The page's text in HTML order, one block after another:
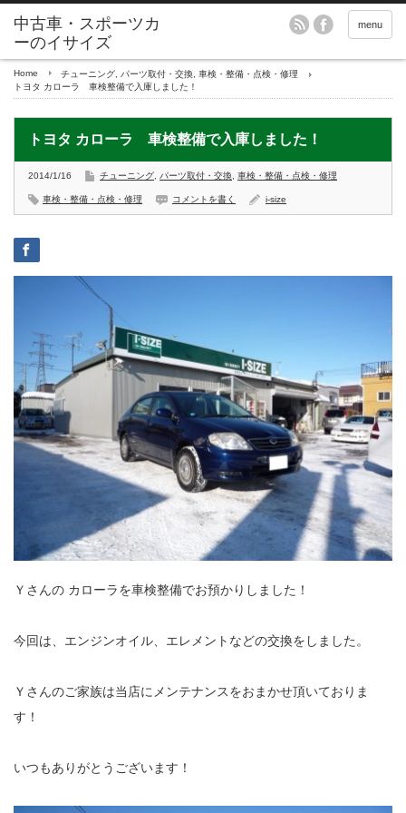
menu
Home チューニング パーツ取付・交換 車検・整備・点検・修理
トヨタ カローラ 車検整備で入庫しました！
トヨタ カローラ 車検整備で入庫しました！
2014/1/16 チューニング パーツ取付・交換 車検・整備・点検・修理
車検・整備・点検・修理 コメントを書く i-size
Ｙさんの カローラを車検整備でお預かりしました！
今回は、エンジンオイル、エレメントなどの交換をしました。
Ｙさんのご家族は当店にメンテナンスをおまかせ頂いておりま
す！
いつもありがとうございます！